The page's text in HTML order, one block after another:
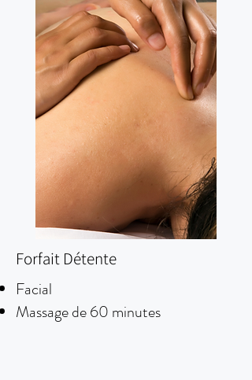
Forfait Détente
Facial
Massage de 60 minutes